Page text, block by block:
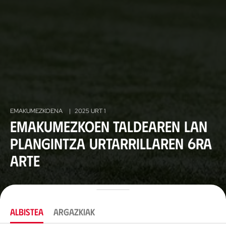
EMAKUMEZKOENA | 2025 URT 1
Emakumezkoen taldearen lan
plangintza urtarrillaren 6ra
arte
ALBISTEA ARGAZKIAK